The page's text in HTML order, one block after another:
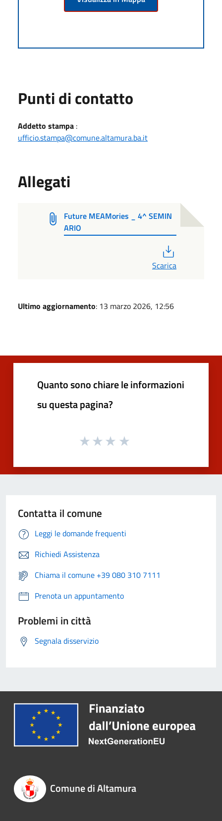
Punti di contatto
Addetto stampa :
ufficio.stampa@comune.altamura.ba.it
Allegati
Future MEAMories _ 4^ SEMIN
ARIO
Scarica
Ultimo aggiornamento: 13 marzo 2026, 12:56
Quanto sono chiare le informazioni
su questa pagina?
Contatta il comune
Leggi le domande frequenti
Richiedi Assistenza
Chiama il comune +39 080 310 7111
Prenota un appuntamento
Problemi in città
Segnala disservizio
Comune di Altamura